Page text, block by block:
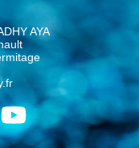
AYA